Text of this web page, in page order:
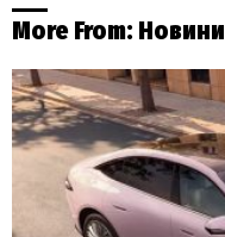
More From: Новини